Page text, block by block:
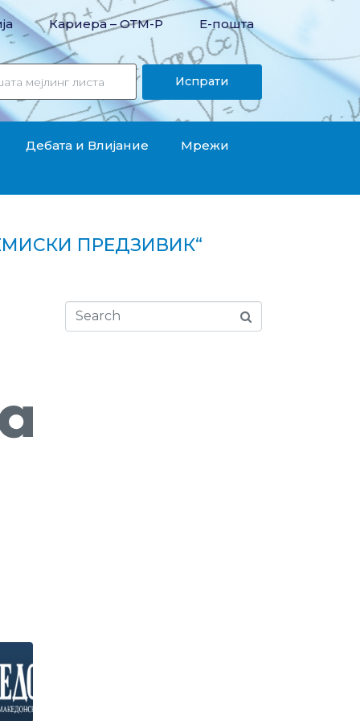
Кариера – OТМ-Р Е-пошта
Испрати
Дебата и Влијание Мрежи
ПРЕДЗИВИК“